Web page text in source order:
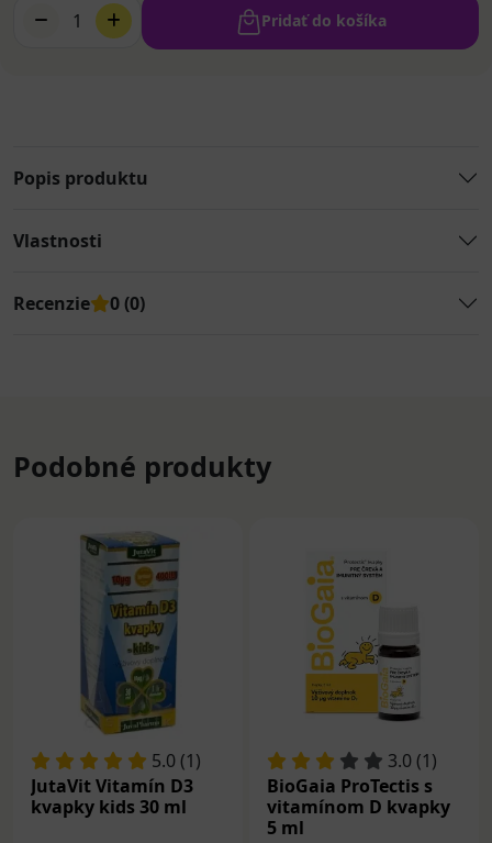
1 Pridať do košíka
Popis produktu
Vlastnosti
Recenzie 0 (0)
Podobné produkty
5.0 (1)
JutaVit Vitamín D3
kvapky kids 30 ml
3.0 (1)
BioGaia ProTectis s
vitamínom D kvapky
5 ml